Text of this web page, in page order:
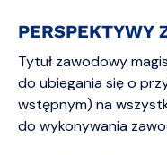
PERSPEKTYWY
Tytuł zawodowy
do ubiegania się o
wstępnym) na
do wykonywania